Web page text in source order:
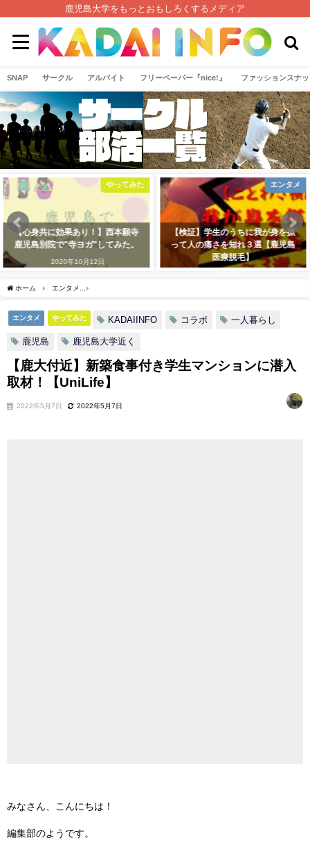
鹿児島大学をもっとおもしろくするメディア
SNAP サークル アルバイト フリーペーパー『nice!』 ファッションスナ
エンタメ
【検証】学生のうちに我が身を抓
って人の痛さを知れ３選【鹿児島
医療脱毛】
インタビュー
医療脱毛のあれこれについて美容
外科院長先生に話を聞いてみた！
【鹿児島三井中央クリニック】
ホーム エンタメ
エンタメ やってみた KADAIINFO コラボ 一人暮らし
鹿児島 鹿児島大学近く
【鹿大付近】新築食事付き学生マンションに潜入
取材！【UniLife】
2022年5月7日 2022年5月7日
みなさん、こんにちは！
編集部のようです。